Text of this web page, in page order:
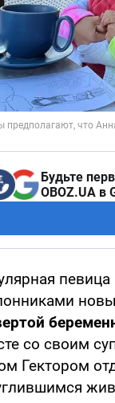
Будьте
OBOZ.UA в
со своим
Гектором